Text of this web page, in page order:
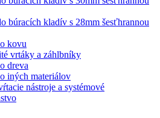
búracích kladív s 28mm šesťhrannou
kovu
vrtáky a záhlbníky
dreva
iných materiálov
nástroje a systémové